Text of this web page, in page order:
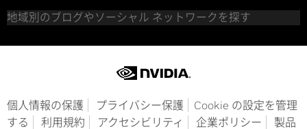
地域別のブログやソーシャル ネットワークを探す
個人情報の保護 プライバシー保護
Cookie の設定を管理
する
利用規約 アクセシビリティ 企業ポリシー 製品